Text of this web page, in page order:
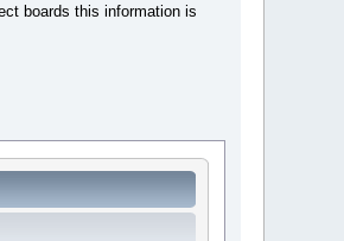
boards this information is